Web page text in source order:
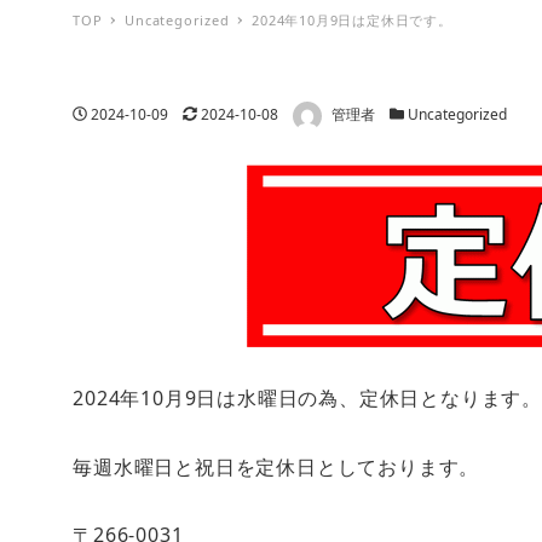
TOP Uncategorized 2024年10月9日は定休日です。
投稿日
2024-10-09 更新日
2024-10-08 著者 管理者 カテゴリー
Uncategorized
2024年10月9日は水曜日の為、定休日となります。
毎週水曜日と祝日を定休日としております。
〒266-0031